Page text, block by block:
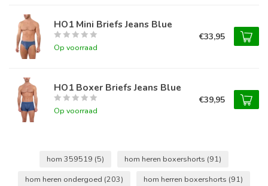
HO1 Mini Briefs Jeans Blue
Op voorraad
€33,95
HO1 Boxer Briefs Jeans Blue
Op voorraad
€39,95
hom 359519 (5) hom heren boxershorts (91)
hom heren ondergoed (203) hom herren boxershorts (91)